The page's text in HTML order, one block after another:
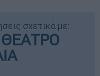
σχετικά με: